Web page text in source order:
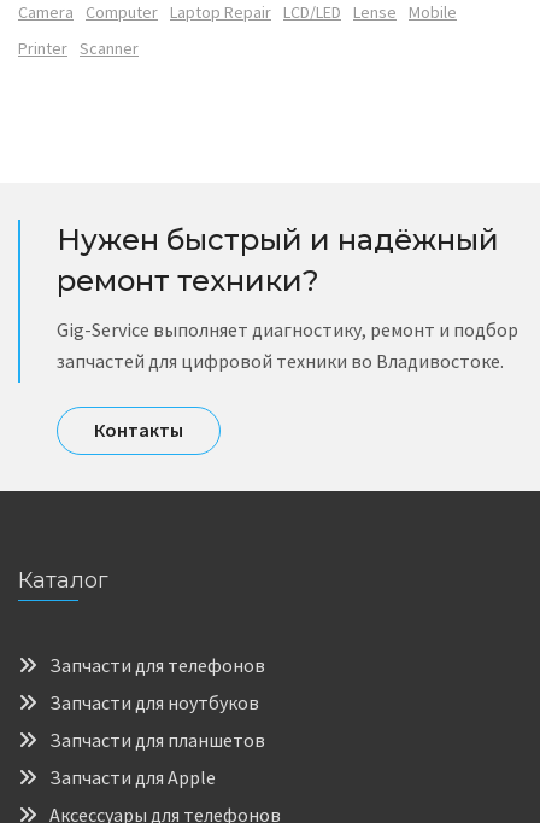
Camera Computer Laptop Repair LCD/LED Lense
Mobile
Printer Scanner
Нужен быстрый и надёжный
ремонт техники?
Gig-Service выполняет диагностику, ремонт и подбор
запчастей для цифровой техники во Владивостоке.
Контакты
Каталог
Запчасти для телефонов
Запчасти для ноутбуков
Запчасти для планшетов
Запчасти для Apple
Аксессуары для телефонов